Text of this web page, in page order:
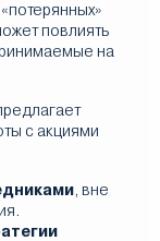
повлиять
на
с акциями
, вне